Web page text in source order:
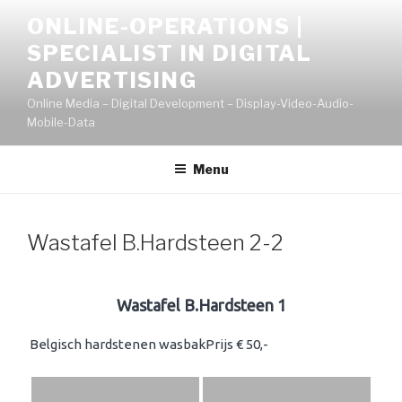
inhoud
springen
ONLINE-OPERATIONS |
SPECIALIST IN DIGITAL
ADVERTISING
Online Media – Digital Development – Display-Video-Audio-
Mobile-Data
Menu
Wastafel B.Hardsteen 2-2
Wastafel B.Hardsteen 1
Belgisch hardstenen wasbakPrijs € 50,-